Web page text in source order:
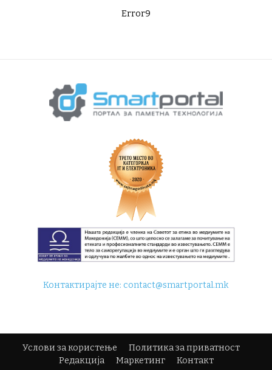
Error9
Контактирајте не:contact@smartportal.mk
Услови за користење
Политика за приватност
Редакција
Маркетинг Контакт